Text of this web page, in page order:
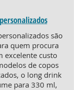
são
quem procura
excelente custo
de copos
o long drink
para 330 ml,